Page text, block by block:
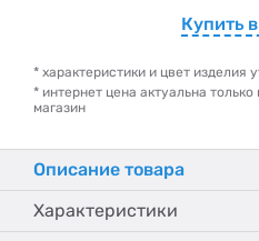
Купить
* характеристики и цвет изделия
* интернет цена актуальна
магазин
Описание товара
Характеристики